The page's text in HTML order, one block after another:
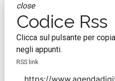
close
Codice Rss
Clicca sul pulsante per
negli appunti.
RSS link